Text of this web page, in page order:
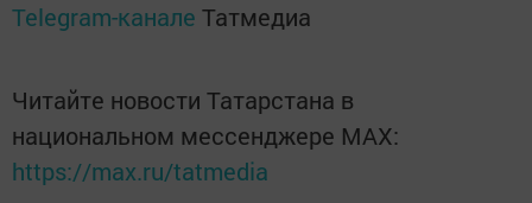
Telegram-канале Татмедиа
Читайте новости Татарстана в
национальном мессенджере MАХ:
https://max.ru/tatmedia